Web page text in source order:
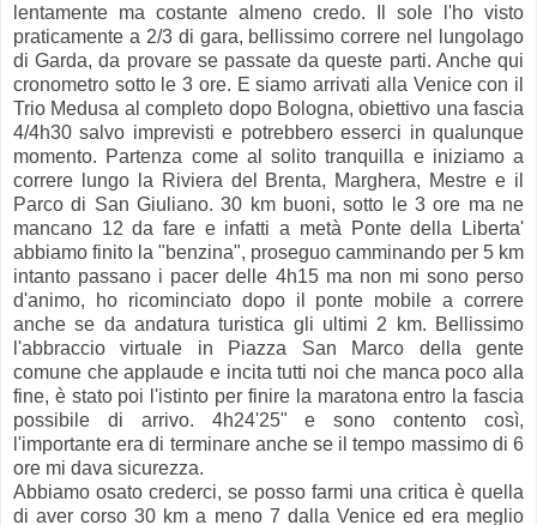
lentamente ma costante almeno credo. Il sole l'ho visto
praticamente a 2/3 di gara, bellissimo correre nel lungolago
di Garda, da provare se passate da queste parti. Anche qui
cronometro sotto le 3 ore. E siamo arrivati alla Venice con il
Trio Medusa al completo dopo Bologna, obiettivo una fascia
4/4h30 salvo imprevisti e potrebbero esserci in qualunque
momento. Partenza come al solito tranquilla e iniziamo a
correre lungo la Riviera del Brenta, Marghera, Mestre e il
Parco di San Giuliano. 30 km buoni, sotto le 3 ore ma ne
mancano 12 da fare e infatti a metà Ponte della Liberta'
abbiamo finito la "benzina", proseguo camminando per 5 km
intanto passano i pacer delle 4h15 ma non mi sono perso
d'animo, ho ricominciato dopo il ponte mobile a correre
anche se da andatura turistica gli ultimi 2 km. Bellissimo
l'abbraccio virtuale in Piazza San Marco della gente
comune che applaude e incita tutti noi che manca poco alla
fine, è stato poi l'istinto per finire la maratona entro la fascia
possibile di arrivo. 4h24'25" e sono contento così,
l'importante era di terminare anche se il tempo massimo di 6
ore mi dava sicurezza.
Abbiamo osato crederci, se posso farmi una critica è quella
di aver corso 30 km a meno 7 dalla Venice ed era meglio